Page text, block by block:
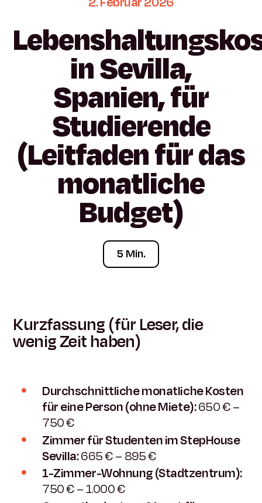
inSevilla,
Spanien,für
Studierende
(Leitfadenfürdas
monatliche
Budget)
5 Min.
Kurzfassung (für Leser, die
wenig Zeit haben)
Durchschnittliche monatliche Kosten
für eine Person (ohne Miete):650 € –
750 €
Zimmer für Studenten im StepHouse
Sevilla:665 € – 895 €
1-Zimmer-Wohnung (Stadtzentrum):
750 € – 1.000 €